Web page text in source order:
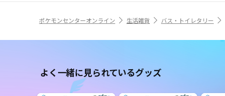
ポケモンセンターオンライン 生活雑貨 バス・トイレタリー
よく一緒に見られているグッズ